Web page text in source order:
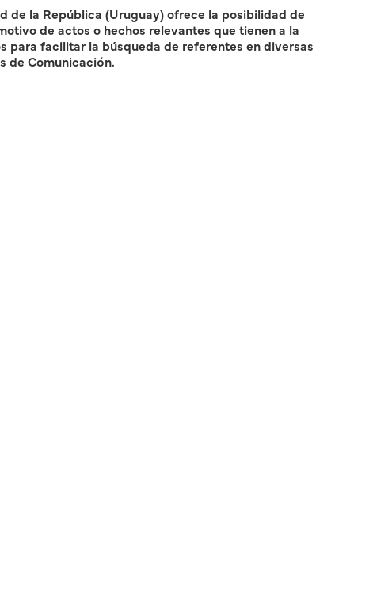
de la República (Uruguay) ofrece la posibilidad de
de actos o hechos relevantes que tienen a la
para facilitar la búsqueda de referentes en diversas
de Comunicación.